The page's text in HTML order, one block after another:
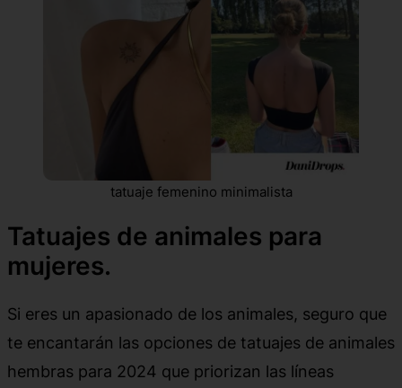
tatuaje femenino minimalista
Tatuajes de animales para
mujeres.
Si eres un apasionado de los animales, seguro que
te encantarán las opciones de tatuajes de animales
hembras para 2024 que priorizan las líneas